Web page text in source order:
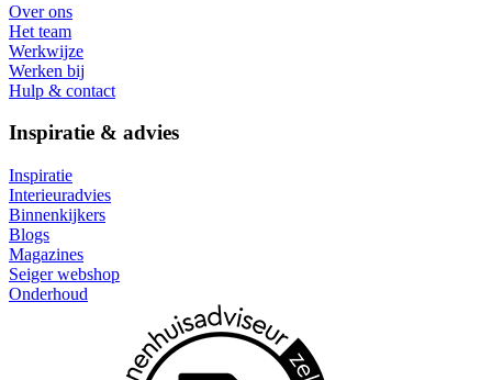
Over ons
Het team
Werkwijze
Werken bij
Hulp & contact
Inspiratie & advies
Inspiratie
Interieuradvies
Binnenkijkers
Blogs
Magazines
Seiger webshop
Onderhoud